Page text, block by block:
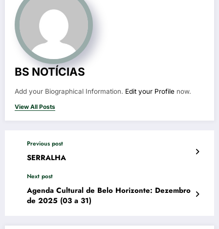
BS NOTÍCIAS
Add your Biographical Information. Edit your Profile now.
View All Posts
Previous post
SERRALHA
Next post
Agenda Cultural de Belo Horizonte: Dezembro
de 2025 (03 a 31)